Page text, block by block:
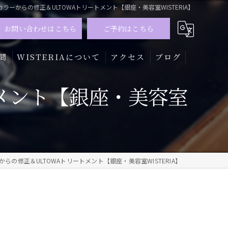
ラーからの修正＆ULTOWAトリートメント【銀座・美容室WISTERIA】
お問い合わせはこちら ご予約はこちら
WISTERIAについて
髪質改善
メンズ
アクセス ブログ
ト【銀座・美容室
らの修正＆ULTOWAトリートメント【銀座・美容室WISTERIA】